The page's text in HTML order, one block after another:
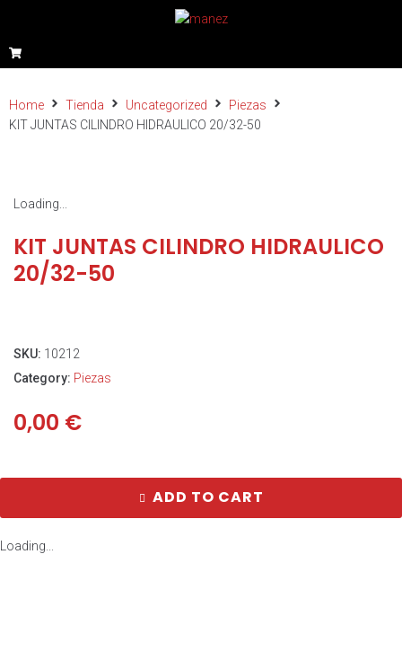
Home Tienda Uncategorized
Piezas
KIT JUNTAS CILINDRO HIDRAULICO 20/32-50
Loading...
KIT JUNTAS CILINDRO HIDRAULICO
20/32-50
SKU: 10212
Category: Piezas
0,00 €
ADD TO CART
Loading...